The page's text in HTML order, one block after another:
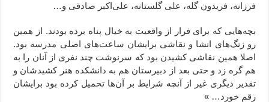
فرزانه، فریدون گله، علی گلستانه، علی‌اکبر صادقی و…
بچه‌هایی که برای فرار از واقعیت به خیال پناه برده بودند. از همین
رو زنگ‌های انشا و نقاشی برایشان ساعت‌های اصلی مدرسه بود.
اصلا همین نقاشی کشیدن بود که سرنوشت چند نفری از آنان را به
هم گره زد و حتی بعد از دبیرستان هم به دانشکده هنر کشیدشان و
تقدیر دیگری غیر از آنچه شرایط بر آن‌ها تحمیل کرده بود برایشان
رقم خورد… »